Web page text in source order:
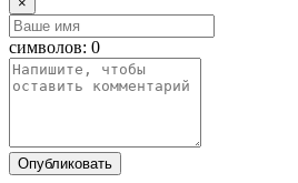
символов: 0
Опубликовать